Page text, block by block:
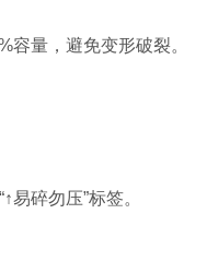
量，避免变形破裂。
碎勿压”标签。